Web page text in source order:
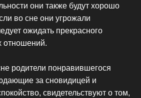
они также будут хорошо
во сне они угрожали
ожидать прекрасного
отношений.
родители понравившегося
за сновидицей и
свидетельствуют о том,